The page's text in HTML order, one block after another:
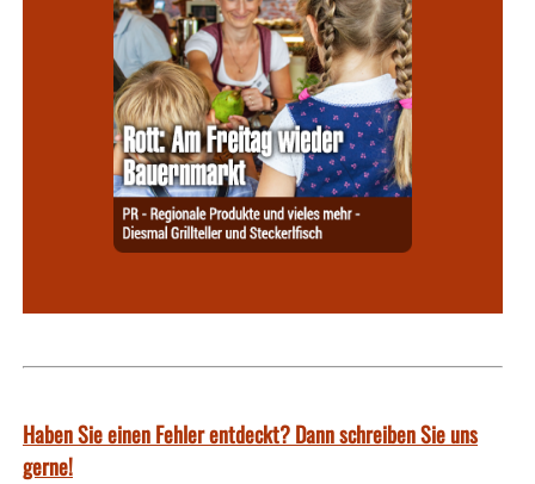
Haben Sie einen Fehler entdeckt? Dann schreiben Sie uns
gerne!